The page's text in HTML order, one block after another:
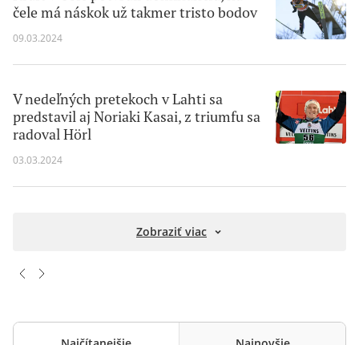
čele má náskok už takmer tristo bodov
09.03.2024
V nedeľných pretekoch v Lahti sa
predstavil aj Noriaki Kasai, z triumfu sa
radoval Hörl
03.03.2024
Zobraziť viac